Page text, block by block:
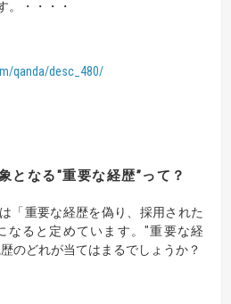
。・・・・
qanda/desc_480/
となる"重要な経歴”って？
「重要な経歴を偽り、採用された
なると定めています。"重要な経
のどれが当てはまるでしょうか？